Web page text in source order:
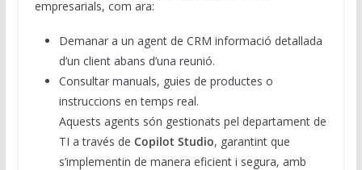
empresarials, com ara:
Demanar a un agent de CRM informació detallada
d’un client abans d’una reunió.
Consultar manuals, guies de productes o
instruccions en temps real.
Aquests agents són gestionats pel departament de
TI a través de Copilot Studio, garantint que
s’implementin de manera eficient i segura, amb